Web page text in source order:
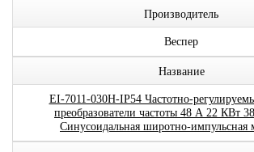
Производитель
Веспер
Название
EI-7011-030H-IP54 Частотно-
преобразователи частоты 48 А 22 КВт
Синусоидальная широтно-импульсная